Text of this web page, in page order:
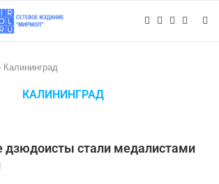
Калининград
КАЛИНИНГРАД
дзюдоисты стали медалистами